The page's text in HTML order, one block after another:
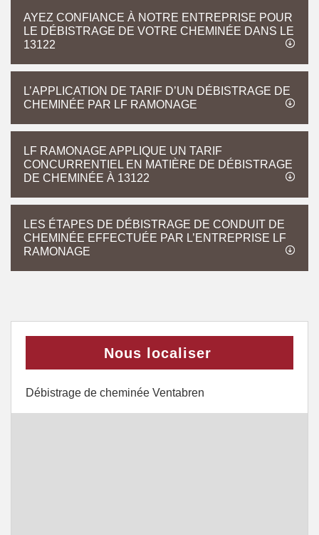
AYEZ CONFIANCE À NOTRE ENTREPRISE POUR
LE DÉBISTRAGE DE VOTRE CHEMINÉE DANS LE
13122
L’APPLICATION DE TARIF D’UN DÉBISTRAGE DE
CHEMINÉE PAR LF RAMONAGE
LF RAMONAGE APPLIQUE UN TARIF
CONCURRENTIEL EN MATIÈRE DE DÉBISTRAGE
DE CHEMINÉE À 13122
LES ÉTAPES DE DÉBISTRAGE DE CONDUIT DE
CHEMINÉE EFFECTUÉE PAR L’ENTREPRISE LF
RAMONAGE
Nous localiser
Débistrage de cheminée Ventabren